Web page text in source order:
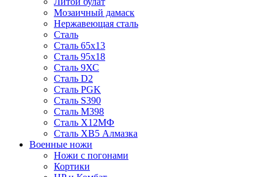
Мозаичный дамаск
Нержавеющая сталь
Сталь
Сталь 65х13
Сталь 95х18
Сталь 9ХС
Сталь D2
Сталь PGK
Сталь S390
Сталь M398
Сталь Х12МФ
Сталь ХВ5 Алмазка
Военные ножи
Ножи с погонами
Кортики